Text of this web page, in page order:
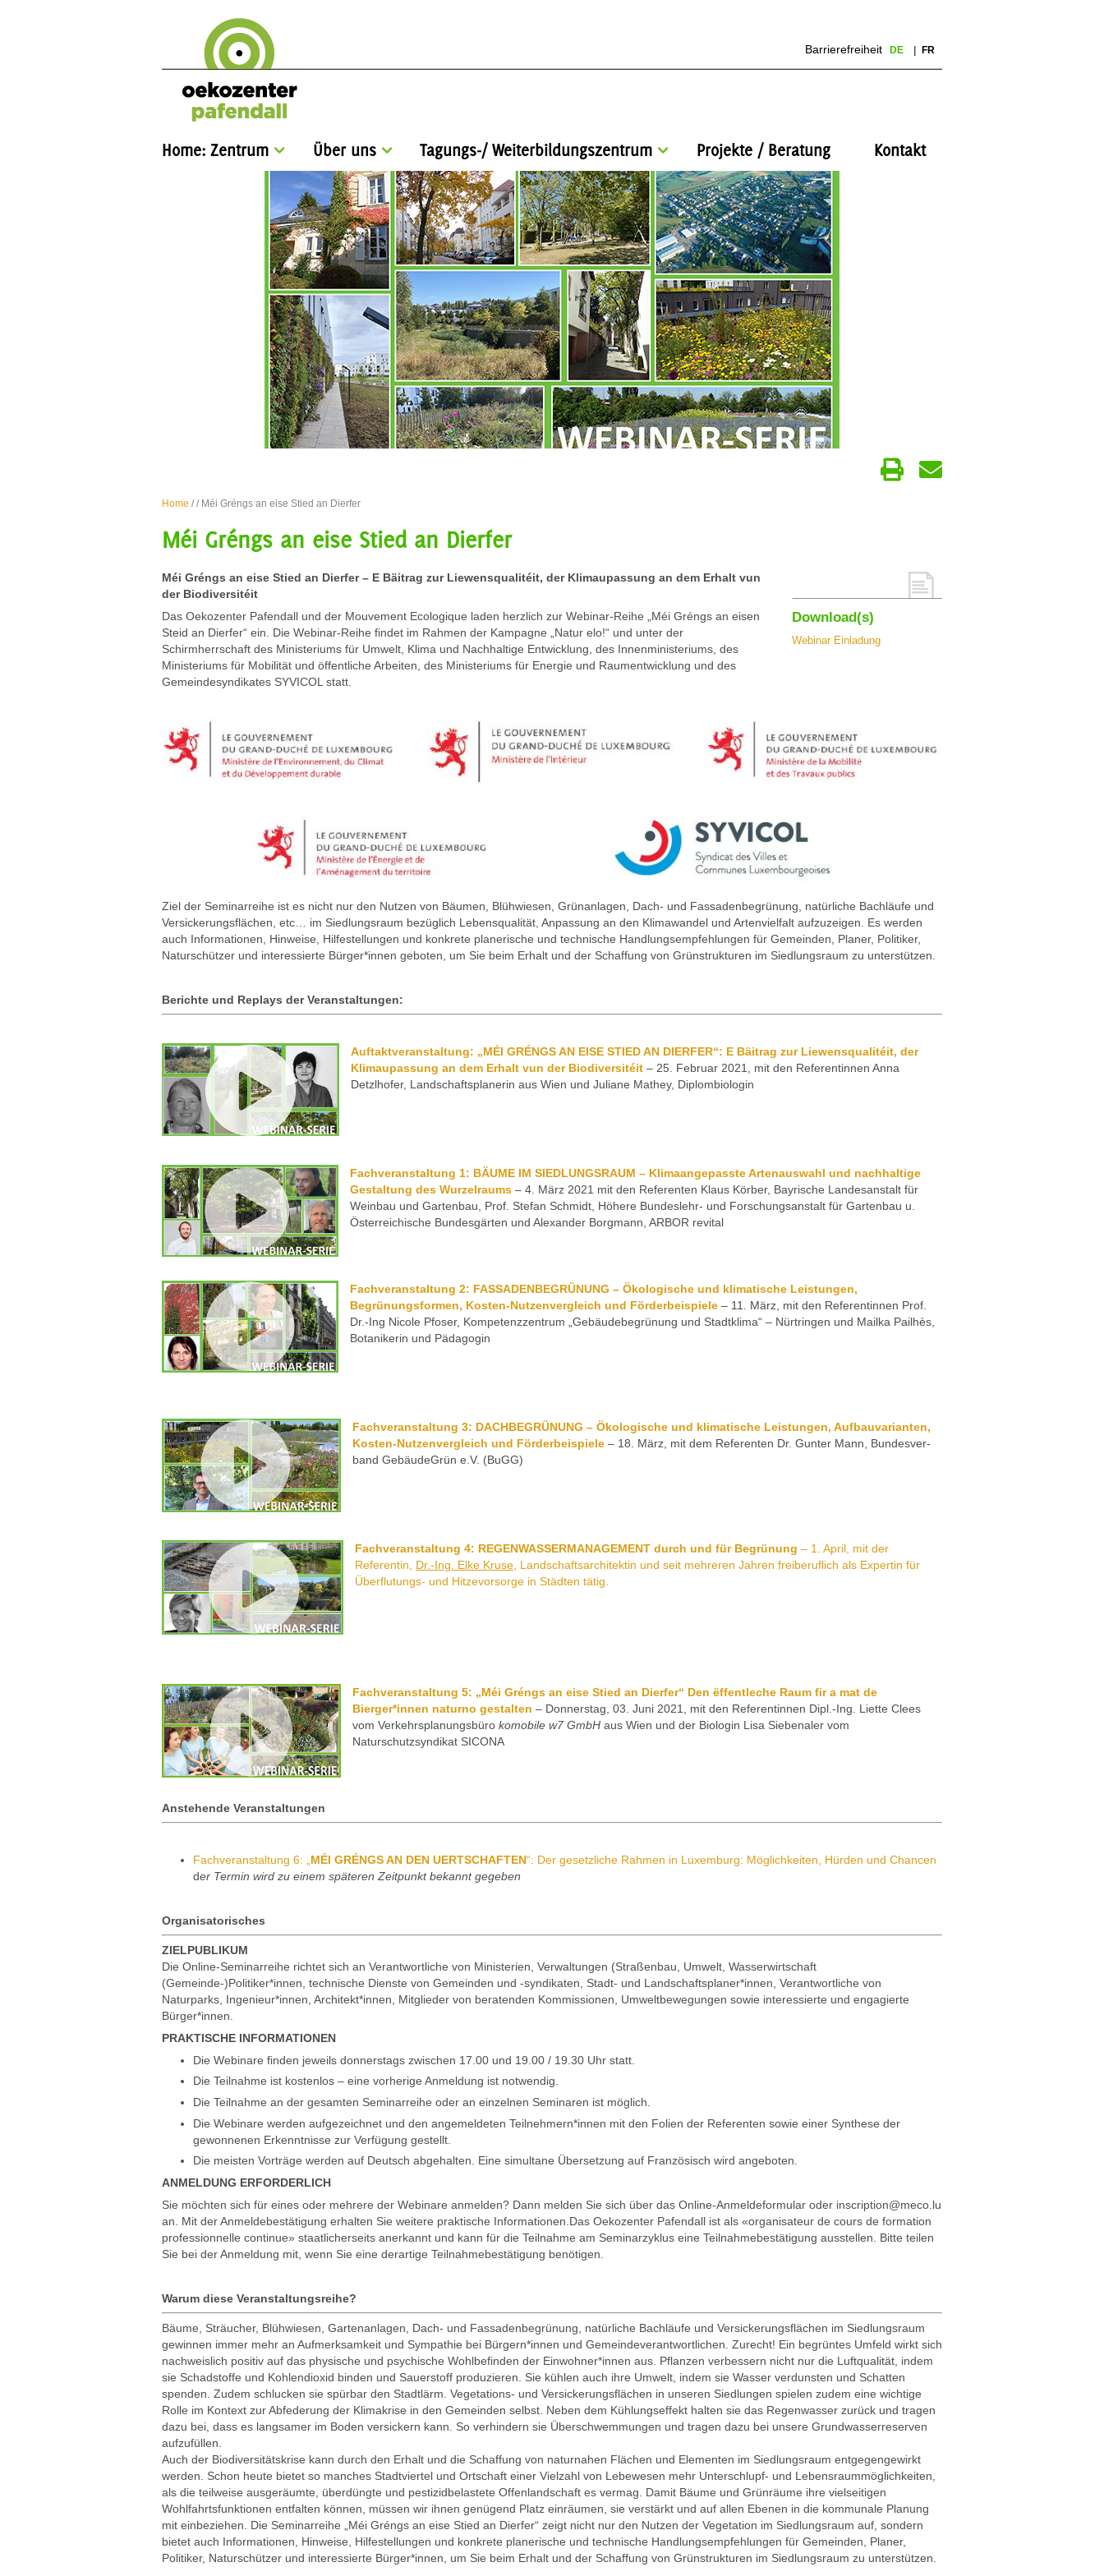
Barrierefreiheit DE FR
Home: Zentrum Über uns Tagungs-/ Weiterbildungszentrum Projekte / Beratung Kontakt
Home // Méi Gréngs an eise Stied an Dierfer
Méi Gréngs an eise Stied an Dierfer
Download(s)
Webinar Einladung
Méi Gréngs an eise Stied an Dierfer – E Bäitrag zur Liewensqualitéit, der Klimaupassung an dem Erhalt vun
der Biodiversitéit
Das Oekozenter Pafendall und der Mouvement Ecologique laden herzlich zur Webinar-Reihe „Méi Gréngs an eisen
Steid an Dierfer“ ein. Die Webinar-Reihe findet im Rahmen der Kampagne „Natur elo!“ und unter der
Schirmherrschaft des Ministeriums für Umwelt, Klima und Nachhaltige Entwicklung, des Innenministeriums, des
Ministeriums für Mobilität und öffentliche Arbeiten, des Ministeriums für Energie und Raumentwicklung und des
Gemeindesyndikates SYVICOL statt.
Ziel der Seminarreihe ist es nicht nur den Nutzen von Bäumen, Blühwiesen, Grünanlagen, Dach- und Fassadenbegrünung, natürliche Bachläufe und
Versickerungsflächen, etc… im Siedlungsraum bezüglich Lebensqualität, Anpassung an den Klimawandel und Artenvielfalt aufzuzeigen. Es werden
auch Informationen, Hinweise, Hilfestellungen und konkrete planerische und technische Handlungsempfehlungen für Gemeinden, Planer, Politiker,
Naturschützer und interessierte Bürger*innen geboten, um Sie beim Erhalt und der Schaffung von Grünstrukturen im Siedlungsraum zu unterstützen.
Berichte und Replays der Veranstaltungen:
Auftaktveranstaltung: „MÉI GRÉNGS AN EISE STIED AN DIERFER“: E Bäitrag zur Liewensqualitéit, der
Klimaupassung an dem Erhalt vun der Biodiversitéit – 25. Februar 2021, mit den Referentinnen Anna
Detzlhofer, Landschaftsplanerin aus Wien und Juliane Mathey, Diplombiologin
Fachveranstaltung 1: BÄUME IM SIEDLUNGSRAUM – Klimaangepasste Artenauswahl und nachhaltige
Gestaltung des Wurzelraums – 4. März 2021 mit den Referenten Klaus Körber, Bayrische Landesanstalt für
Weinbau und Gartenbau, Prof. Stefan Schmidt, Höhere Bundeslehr- und Forschungsanstalt für Gartenbau u.
Österreichische Bundesgärten und Alexander Borgmann, ARBOR revital
Fachveranstaltung 2: FASSADENBEGRÜNUNG – Ökologische und klimatische Leistungen,
Begrünungsformen, Kosten-Nutzenvergleich und Förderbeispiele – 11. März, mit den Referentinnen Prof.
Dr.-Ing Nicole Pfoser, Kompetenzzentrum „Gebäudebegrünung und Stadtklima“ – Nürtringen und Mailka Pailhès,
Botanikerin und Pädagogin
Fachveranstaltung 3: DACHBEGRÜNUNG – Ökologische und klimatische Leistungen, Aufbauvarianten,
Kosten-Nutzenvergleich und Förderbeispiele – 18. März, mit dem Referenten Dr. Gunter Mann, Bundesver-
band GebäudeGrün e.V. (BuGG)
Fachveranstaltung 4: REGENWASSERMANAGEMENT durch und für Begrünung – 1. April, mit der
Referentin, Dr.-Ing. Elke Kruse, Landschaftsarchitektin und seit mehreren Jahren freiberuflich als Expertin für
Überflutungs- und Hitzevorsorge in Städten tätig.
Fachveranstaltung 5: „Méi Gréngs an eise Stied an Dierfer“ Den ëffentleche Raum fir a mat de
Bierger*innen naturno gestalten – Donnerstag, 03. Juni 2021, mit den Referentinnen Dipl.-Ing. Liette Clees
vom Verkehrsplanungsbüro komobile w7 GmbH aus Wien und der Biologin Lisa Siebenaler vom
Naturschutzsyndikat SICONA
Anstehende Veranstaltungen
Fachveranstaltung 6: „ MÉI GRÉNGS AN DEN UERTSCHAFTEN“: Der gesetzliche Rahmen in Luxemburg: Möglichkeiten, Hürden und Chancen
der Termin wird zu einem späteren Zeitpunkt bekannt gegeben
Organisatorisches
ZIELPUBLIKUM
Die Online-Seminarreihe richtet sich an Verantwortliche von Ministerien, Verwaltungen (Straßenbau, Umwelt, Wasserwirtschaft
(Gemeinde-)Politiker*innen, technische Dienste von Gemeinden und -syndikaten, Stadt- und Landschaftsplaner*innen, Verantwortliche von
Naturparks, Ingenieur*innen, Architekt*innen, Mitglieder von beratenden Kommissionen, Umweltbewegungen sowie interessierte und engagierte
Bürger*innen.
PRAKTISCHE INFORMATIONEN
Die Webinare finden jeweils donnerstags zwischen 17.00 und 19.00 / 19.30 Uhr statt.
Die Teilnahme ist kostenlos – eine vorherige Anmeldung ist notwendig.
Die Teilnahme an der gesamten Seminarreihe oder an einzelnen Seminaren ist möglich.
Die Webinare werden aufgezeichnet und den angemeldeten Teilnehmern*innen mit den Folien der Referenten sowie einer Synthese der
gewonnenen Erkenntnisse zur Verfügung gestellt.
Die meisten Vorträge werden auf Deutsch abgehalten. Eine simultane Übersetzung auf Französisch wird angeboten.
ANMELDUNG ERFORDERLICH
Sie möchten sich für eines oder mehrere der Webinare anmelden? Dann melden Sie sich über das Online-Anmeldeformular oder inscription@meco.lu
an. Mit der Anmeldebestätigung erhalten Sie weitere praktische Informationen.Das Oekozenter Pafendall ist als «organisateur de cours de formation
professionnelle continue» staatlicherseits anerkannt und kann für die Teilnahme am Seminarzyklus eine Teilnahmebestätigung ausstellen. Bitte teilen
Sie bei der Anmeldung mit, wenn Sie eine derartige Teilnahmebestätigung benötigen.
Warum diese Veranstaltungsreihe?
Bäume, Sträucher, Blühwiesen, Gartenanlagen, Dach- und Fassadenbegrünung, natürliche Bachläufe und Versickerungsflächen im Siedlungsraum
gewinnen immer mehr an Aufmerksamkeit und Sympathie bei Bürgern*innen und Gemeindeverantwortlichen. Zurecht! Ein begrüntes Umfeld wirkt sich
nachweislich positiv auf das physische und psychische Wohlbefinden der Einwohner*innen aus. Pflanzen verbessern nicht nur die Luftqualität, indem
sie Schadstoffe und Kohlendioxid binden und Sauerstoff produzieren. Sie kühlen auch ihre Umwelt, indem sie Wasser verdunsten und Schatten
spenden. Zudem schlucken sie spürbar den Stadtlärm. Vegetations- und Versickerungsflächen in unseren Siedlungen spielen zudem eine wichtige
Rolle im Kontext zur Abfederung der Klimakrise in den Gemeinden selbst. Neben dem Kühlungseffekt halten sie das Regenwasser zurück und tragen
dazu bei, dass es langsamer im Boden versickern kann. So verhindern sie Überschwemmungen und tragen dazu bei unsere Grundwasserreserven
aufzufüllen.
Auch der Biodiversitätskrise kann durch den Erhalt und die Schaffung von naturnahen Flächen und Elementen im Siedlungsraum entgegengewirkt
werden. Schon heute bietet so manches Stadtviertel und Ortschaft einer Vielzahl von Lebewesen mehr Unterschlupf- und Lebensraummöglichkeiten,
als die teilweise ausgeräumte, überdüngte und pestizidbelastete Offenlandschaft es vermag. Damit Bäume und Grünräume ihre vielseitigen
Wohlfahrtsfunktionen entfalten können, müssen wir ihnen genügend Platz einräumen, sie verstärkt und auf allen Ebenen in die kommunale Planung
mit einbeziehen. Die Seminarreihe „Méi Gréngs an eise Stied an Dierfer“ zeigt nicht nur den Nutzen der Vegetation im Siedlungsraum auf, sondern
bietet auch Informationen, Hinweise, Hilfestellungen und konkrete planerische und technische Handlungsempfehlungen für Gemeinden, Planer,
Politiker, Naturschützer und interessierte Bürger*innen, um Sie beim Erhalt und der Schaffung von Grünstrukturen im Siedlungsraum zu unterstützen.